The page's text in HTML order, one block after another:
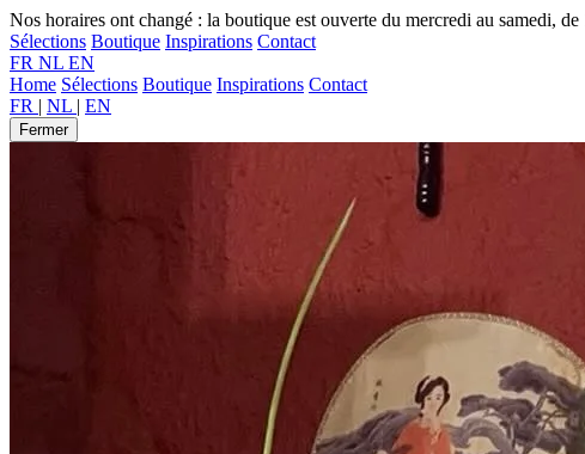
Nos horaires ont changé : la boutique est ouverte du mercredi au samedi,
Sélections Boutique Inspirations Contact
FR NL EN
Home Sélections Boutique Inspirations Contact
FR | NL | EN
Fermer